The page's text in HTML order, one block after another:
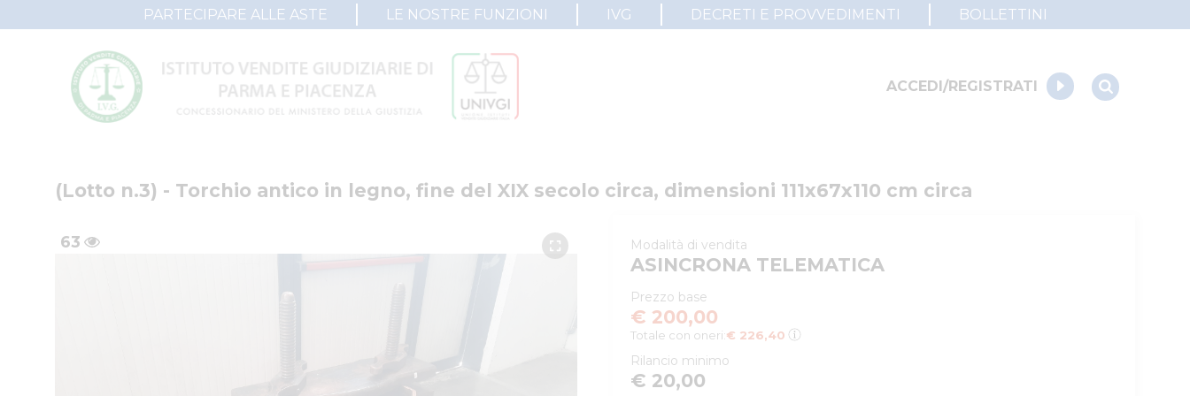
PARTECIPARE ALLE ASTE LE NOSTRE FUNZIONI IVG DECRETI E PROVVEDIMENTI BOLLETTINI
ACCEDI/REGISTRATI
(Lotto n.3) - Torchio antico in legno, fine del XIX secolo circa, dimensioni 111x67x110 cm circa
63 Modalità di vendita
ASINCRONA TELEMATICA
Prezzo base
€ 200,00
Totale con oneri:€ 226,40
Rilancio minimo
€ 20,00